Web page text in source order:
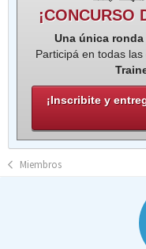
¡CONCURSO
Una única ronda
Participá en todas
¡Inscribite y
Miembros